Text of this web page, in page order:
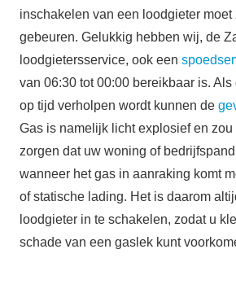
inschakelen van een loodgieter
gebeuren. Gelukkig hebben wij, de
loodgietersservice, ook een
van 06:30 tot 00:00 bereikbaar is.
op tijd verholpen wordt kunnen de
Gas is namelijk licht explosief en zou
zorgen dat uw woning of
wanneer het gas in aanraking komt
of statische lading. Het is daarom
loodgieter in te schakelen, zodat u
schade van een gaslek kunt